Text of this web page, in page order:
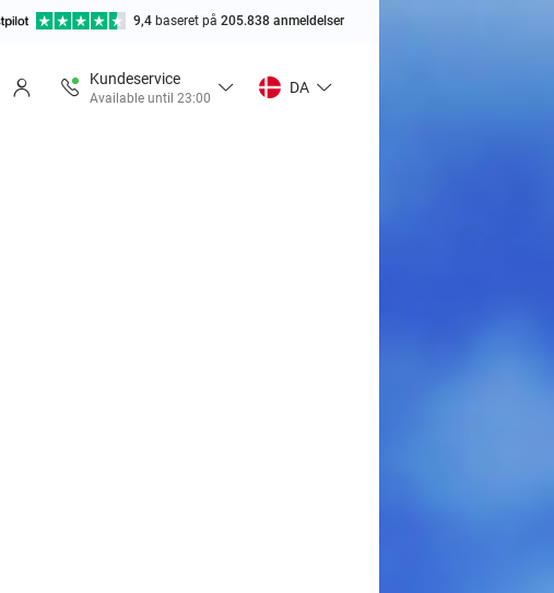
9,4 baseret på 205.838 anmeldelser
Kundeservice
Available until 23:00
DA